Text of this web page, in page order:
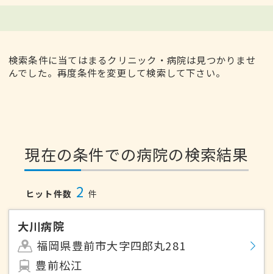
検索条件に当てはまるクリニック・病院は見つかりませ
んでした。再度条件を変更して検索して下さい。
現在の条件での病院の検索結果
ヒット件数 2 件
大川病院
福岡県豊前市大字四郎丸281
豊前松江